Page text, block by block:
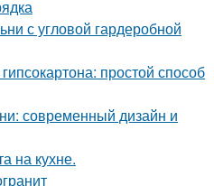
с угловой гардеробной
простой способ
современный дизайн и
на кухне.